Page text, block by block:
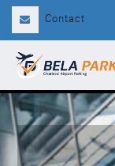
Contact